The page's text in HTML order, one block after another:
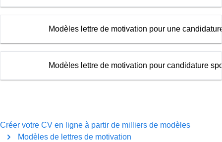
Modèles lettre de motivation pour une
Modèles lettre de motivation pour candidature
Créer votre CV en ligne à partir de milliers de modèles
Modèles de lettres de motivation